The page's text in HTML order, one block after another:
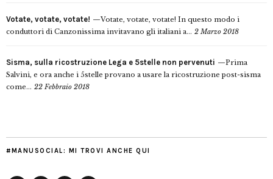
Votate, votate, votate!
Votate, votate, votate! In questo modo i
conduttori di Canzonissima invitavano gli italiani a... 2 Marzo 2018
Sisma, sulla ricostruzione Lega e 5stelle non pervenuti
Prima
Salvini, e ora anche i 5stelle provano a usare la ricostruzione post-sisma
come... 22 Febbraio 2018
#MANUSOCIAL: MI TROVI ANCHE QUI